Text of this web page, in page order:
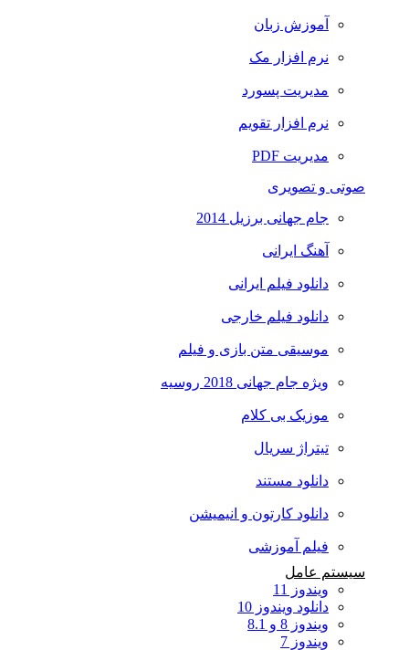
آموزش زبان
نرم افزار مک
مدیریت پسورد
نرم افزار تقویم
مدیریت PDF
صوتی و تصویری
جام جهانی برزیل 2014
آهنگ ایرانی
دانلود فیلم ایرانی
دانلود فیلم خارجی
موسیقی متن بازی و فیلم
ویژه جام جهانی 2018 روسیه
موزیک بی کلام
تیتراژ سریال
دانلود مستند
دانلود کارتون و انیمیشن
فیلم آموزشی
سیستم عامل
ویندوز 11
دانلود ویندوز 10
ویندوز 8 و 8.1
ویندوز 7